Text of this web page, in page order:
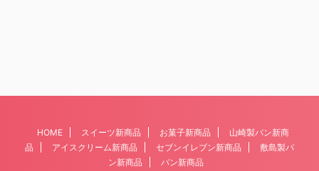
HOME スイーツ新商品 お菓子新商品
山崎製パン新商
品
アイスクリーム新商品 セブンイレブン新商品
敷島製パ
ン新商品
パン新商品